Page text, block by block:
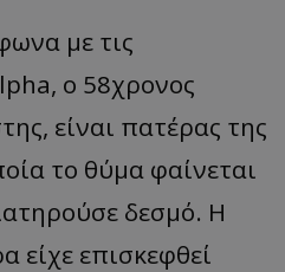
με τις
ο 58χρονος
είναι πατέρας της
το θύμα φαίνεται
δεσμό. Η
είχε επισκεφθεί